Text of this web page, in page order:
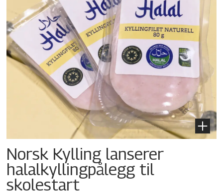
Norsk Kylling lanserer
halalkylling­pålegg til
skolestart